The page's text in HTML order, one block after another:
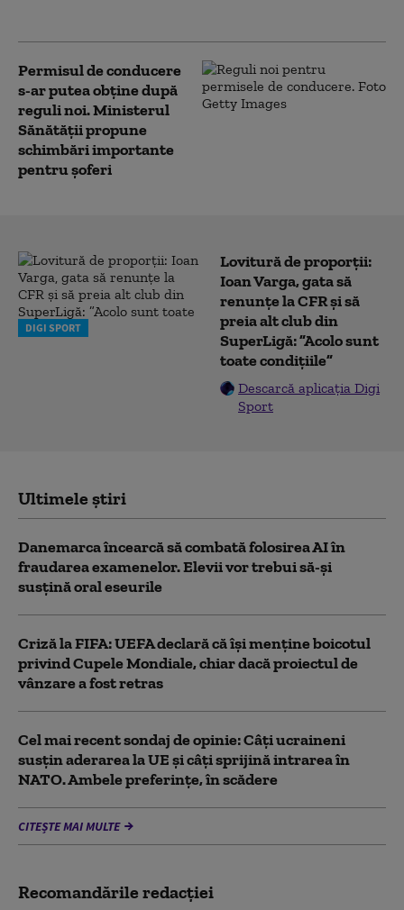
Permisul de conducere
s-ar putea obține după
reguli noi. Ministerul
Sănătății propune
schimbări importante
pentru șoferi
DIGI SPORT
Lovitură de proporții:
Ioan Varga, gata să
renunțe la CFR și să
preia alt club din
SuperLigă: ”Acolo sunt
toate condițiile”
Descarcă aplicația Digi
Sport
Ultimele știri
Danemarca încearcă să combată folosirea AI în
fraudarea examenelor. Elevii vor trebui să-şi
susţină oral eseurile
Criză la FIFA: UEFA declară că îşi menţine boicotul
privind Cupele Mondiale, chiar dacă proiectul de
vânzare a fost retras
Cel mai recent sondaj de opinie: Câți ucraineni
susțin aderarea la UE și câți sprijină intrarea în
NATO. Ambele preferințe, în scădere
CITEȘTE MAI MULTE
Recomandările redacţiei